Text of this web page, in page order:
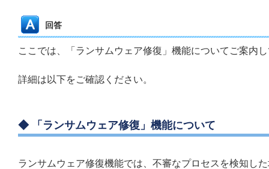
回答
ここでは、「ランサムウェア修復」機能についてご案内
詳細は以下をご確認ください。
◆ 「ランサムウェア修復」機能について
ランサムウェア修復機能では、不審なプロセスを検知し